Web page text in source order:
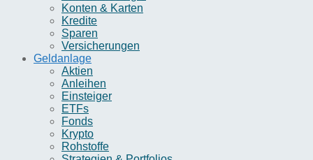
Konten & Karten
Kredite
Sparen
Versicherungen
Geldanlage
Aktien
Anleihen
Einsteiger
ETFs
Fonds
Krypto
Rohstoffe